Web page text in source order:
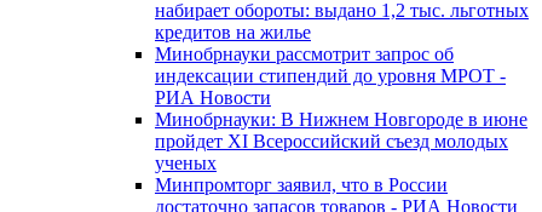
набирает обороты: выдано 1,2 тыс. льготных
кредитов на жилье
Минобрнауки рассмотрит запрос об
индексации стипендий до уровня МРОТ -
РИА Новости
Минобрнауки: В Нижнем Новгороде в июне
пройдет XI Всероссийский съезд молодых
ученых
Минпромторг заявил, что в России
достаточно запасов товаров - РИА Новости